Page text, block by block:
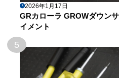
2026年1月17日
GRカローラ GROWダウン
イメント
5